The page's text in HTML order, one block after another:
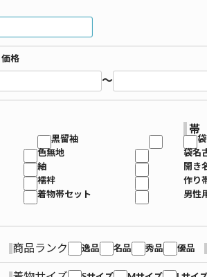
価格
～
黒留袖
色無地
紬
襦袢
着物帯セット
帯
袋名
開き
作り
男性
商品ランク 逸品 名品 秀品 優品